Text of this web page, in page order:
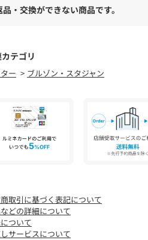
い着心地で、夏まで長く着用いただけ
ンツやスカートはもちろん、ワンピー
く羽織るだけでコーディネートに程よ
・裏地なし
※照明の関係により、実際よりも色味が
26SS】
品・交換ができない商品です。
テゴリ
ー ブルゾン・スタジャン
取引に基づく表記について
どの詳細について
ついて
サービスについて